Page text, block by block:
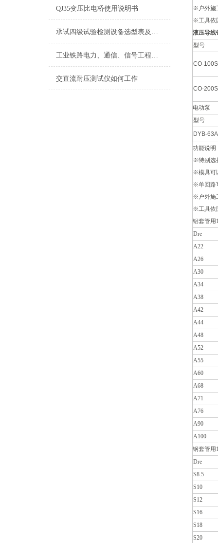
QJ35变压比电桥使用说明书
承试四级试验检测设备选型表及所需设备配置表
工业铁路电力、通信、信号工程监理细则
交直流耐压测试仪如何工作
※户外施
※工具依
液压导线
型号
CO-100S
CO-200S
电动泵
型号
DYB-63A
功能说明
※特别选
※模具可
※单回路
※户外施
※工具依
铝套管用
Dre
A22
A26
A30
A34
A38
A42
A44
A48
A52
A55
A60
A68
A71
A76
A90
A100
钢套管用
Dre
S8.5
S10
S12
S16
S18
S20